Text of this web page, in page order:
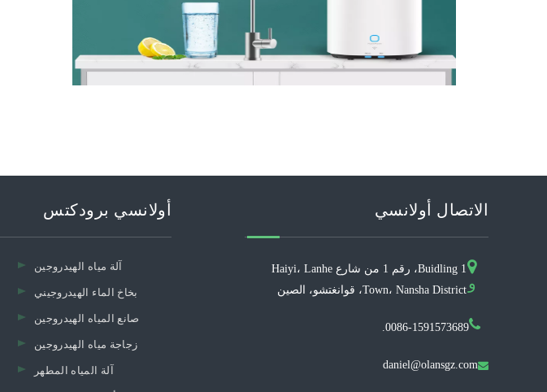
أولانسي برودكتس
آلة مياه الهيدروجين
بخاخ الماء الهيدروجيني
صانع المياه الهيدروجين
زجاجة مياه الهيدروجين
آلة المياه المطهر
الاتصال أولانسي
و
Buidling 1، رقم 1 من شارع Haiyi، Lanhe
Town، Nansha District، قوانغتشو، الصين
0086-1591573689.

daniel@olansgz.com